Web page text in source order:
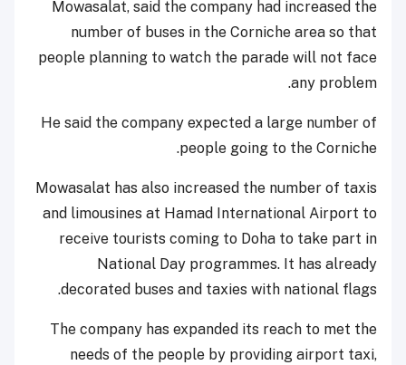
Mowasalat, said the company had increased the
number of buses in the Corniche area so that
people planning to watch the parade will not face
any problem.
He said the company expected a large number of
people going to the Corniche.
Mowasalat has also increased the number of taxis
and limousines at Hamad International Airport to
receive tourists coming to Doha to take part in
National Day programmes. It has already
decorated buses and taxies with national flags.
The company has expanded its reach to met the
needs of the people by providing airport taxi,